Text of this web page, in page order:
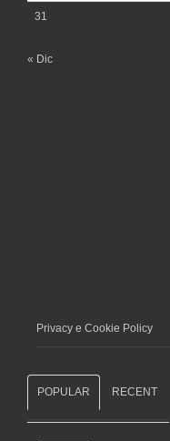
31
« Dic
Privacy e Cookie Policy
POPULAR RECENT